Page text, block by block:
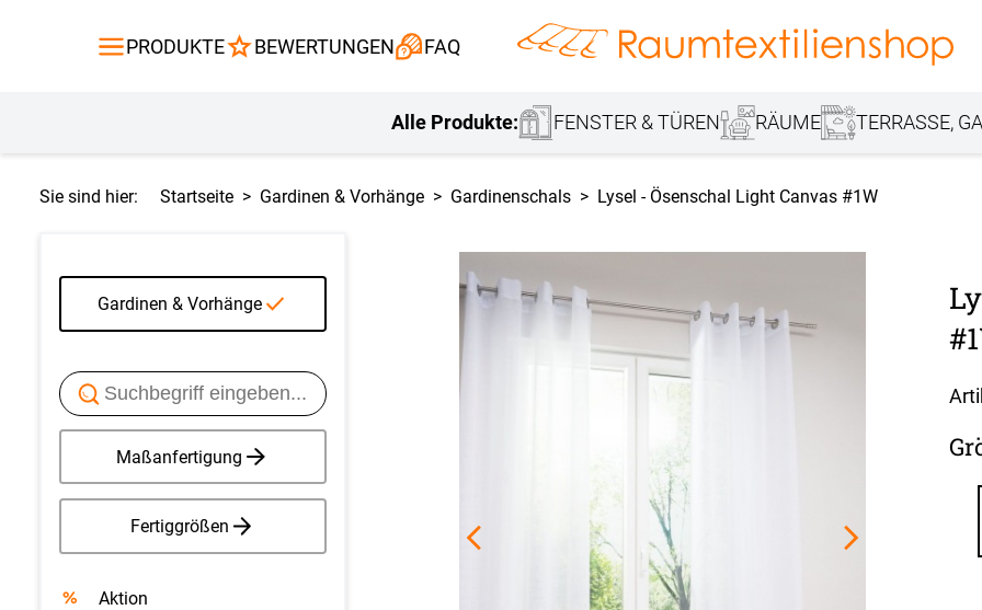
PRODUKTE BEWERTUNGEN FAQ
Alle Produkte: FENSTER & TÜREN
Gardinen Flächenvorhang Lamellenvorhang Jalousie
RÄUME TERRASSE,
Sie sind hier: Startseite Gardinen & Vorhänge Gardinenschals Lysel - Ösenschal Light Canvas #1W
Gardinen & Vorhänge
Maßanfertigung
Fertiggrößen
Aktion